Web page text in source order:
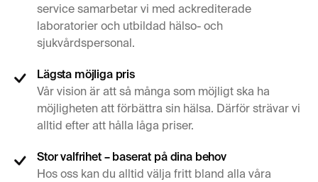
service samarbetar vi med ackrediterade
laboratorier och utbildad hälso- och
sjukvårdspersonal.
Lägsta möjliga pris
Vår vision är att så många som möjligt ska ha
möjligheten att förbättra sin hälsa. Därför strävar vi
alltid efter att hålla låga priser.
Stor valfrihet – baserat på dina behov
Hos oss kan du alltid välja fritt bland alla våra